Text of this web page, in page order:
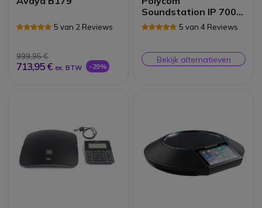
5 van 2 Reviews
999,95 €
713,95 € ex. BTW -29%
Soundstation IP 7000
PoE Vergadertelefoon
5 van 4 Reviews
Bekijk alternatieven